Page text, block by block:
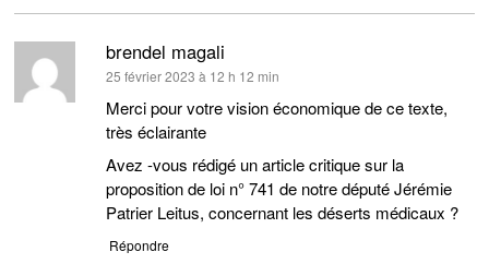
brendel magali
dit :
25 février 2023 à 12 h 12 min
Merci pour votre vision économique de ce texte,
très éclairante
Avez -vous rédigé un article critique sur la
proposition de loi n° 741 de notre député Jérémie
Patrier Leitus, concernant les déserts médicaux ?
Répondre